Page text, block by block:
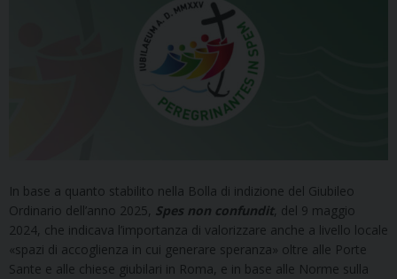
In base a quanto stabilito nella Bolla di indizione del Giubileo
Ordinario dell’anno 2025, Spes non confundit, del 9 maggio
2024, che indicava l’importanza di valorizzare anche a livello locale
«spazi di accoglienza in cui generare speranza» oltre alle Porte
Sante e alle chiese giubilari in Roma, e in base alle Norme sulla